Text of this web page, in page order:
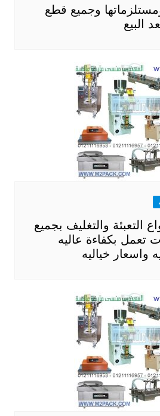
وجميع قطع
البيع
التعبئة والتغليف بجميع
تعمل بكفاءة عاليه
واسعار خياليه